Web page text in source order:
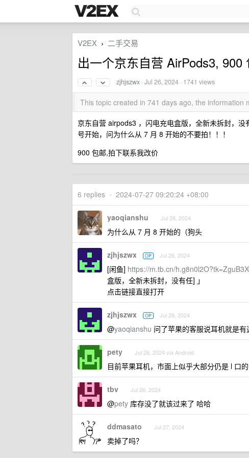
V2EX › 二手交易
出一个京东自营 AirPods3, 900
zjhjszwx ·Jul 26, 2024 · 1741 views
This topic created in 741 days ago, the information
京东自营 airpods3 ，闪电充电盒版，全新未拆封，
号开始，问为什么从 7 月 8 开始的不要拍！！！
900 包邮,拍下联系我改价
6 replies • 2024-07-27 09:20:24 +08:00
yaoqianshu Jul 26, 2024
为什么从 7 月 8 开始的（狗头
zjhjszwx OP Jul 26, 2024
[闲鱼] https://m.tb.cn/
盒版，全新未拆封，没有任] 」
点击链接直接打开
zjhjszwx OP Jul 26, 2024
@yaoqianshu 问了苹果的客服说耳机就是
pety Jul 26, 2024 via Android
目前苹果耳机，市面上似乎大部分仍是 l 口
tbv Jul 26, 2024
@pety 库存没了就该过来了 哈哈
ddmasato Jul 27, 2024
卖掉了吗？